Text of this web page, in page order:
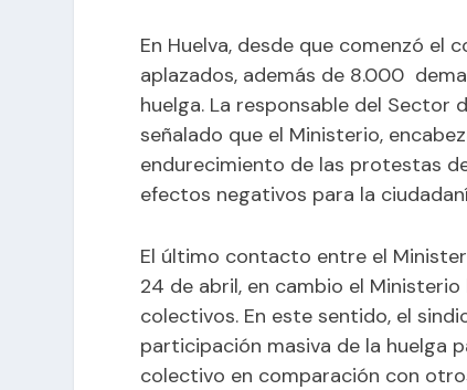
En Huelva, desde que comenzó el
aplazados, además de 8.000
huelga. La responsable del Sector
señalado que el Ministerio,
endurecimiento de las protestas
efectos negativos para la
El último contacto entre el
24 de abril, en cambio el
colectivos. En este sentido, el
participación masiva de la huelga
colectivo en comparación con